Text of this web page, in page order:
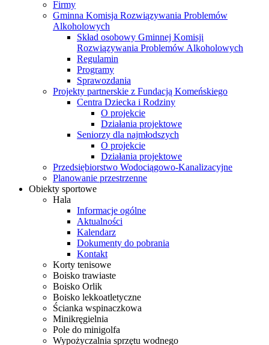
Firmy
Gminna Komisja Rozwiązywania Problemów
Alkoholowych
Skład osobowy Gminnej Komisji
Rozwiązywania Problemów Alkoholowych
Regulamin
Programy
Sprawozdania
Projekty partnerskie z Fundacją Komeńskiego
Centra Dziecka i Rodziny
O projekcie
Działania projektowe
Seniorzy dla najmłodszych
O projekcie
Działania projektowe
Przedsiębiorstwo Wodociągowo-Kanalizacyjne
Planowanie przestrzenne
Obiekty sportowe
Hala
Informacje ogólne
Aktualności
Kalendarz
Dokumenty do pobrania
Kontakt
Korty tenisowe
Boisko trawiaste
Boisko Orlik
Boisko lekkoatletyczne
Ścianka wspinaczkowa
Minikręgielnia
Pole do minigolfa
Wypożyczalnia sprzętu wodnego